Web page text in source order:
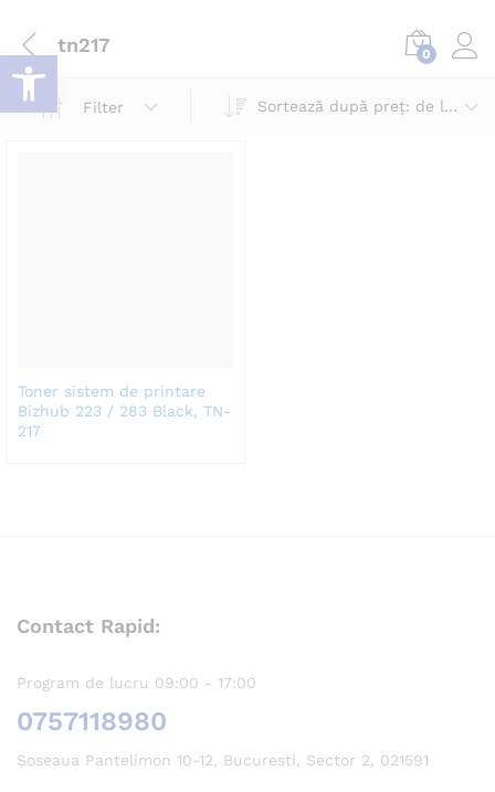
tn217 0
Filter Sortează după preț: de la mic la mare
Toner sistem de printare
Bizhub 223 / 283 Black, TN-
217
Contact Rapid:
Program de lucru 09:00 - 17:00
0757118980
Șoseaua Pantelimon 10-12, Bucuresti, Sector 2, 021591
Deschide bara de unelte